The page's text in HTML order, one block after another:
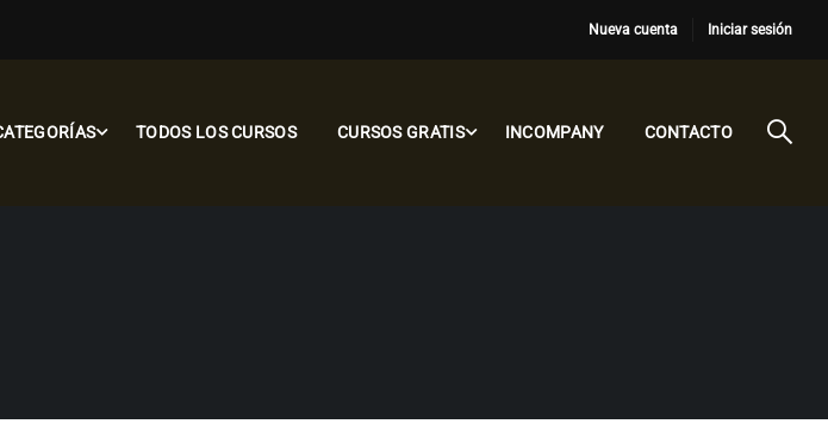
Nueva cuenta Iniciar sesión
TODOS LOS CURSOS CURSOS GRATIS INCOMPANY CONTACTO